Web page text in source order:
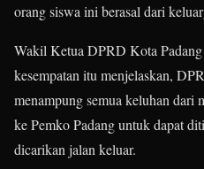
orang siswa ini berasal dari
Wakil Ketua DPRD Kota
kesempatan itu menjelaskan,
menampung semua keluhan dari
ke Pemko Padang untuk dapat
dicarikan jalan keluar.